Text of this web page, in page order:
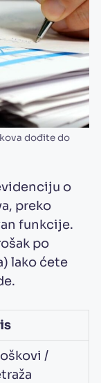
dođite do
o
preko
funkcije.
po
lako ćete
/